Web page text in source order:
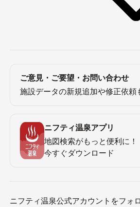
ご意見・ご要望・お問い合わせ
施設データの新規追加や修正依頼
ニフティ温泉アプリ
地図検索がもっと便利に！
今すぐダウンロード
ニフティ温泉公式アカウントをフォ